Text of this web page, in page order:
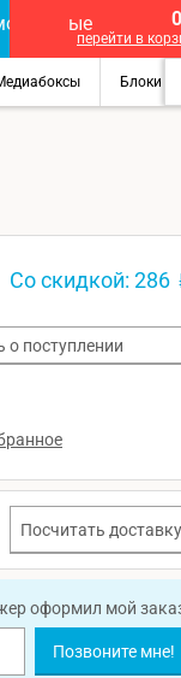
0
перейти в
Блоки
Со скидкой: 286
о поступлении
Посчитать доставку
оформил мой
Позвоните мне!